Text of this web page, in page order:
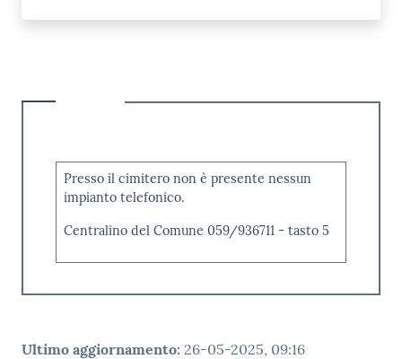
Presso il cimitero non è presente nessun
impianto telefonico.
Centralino del Comune 059/936711 - tasto 5
Ultimo aggiornamento: 26-05-2025, 09:16